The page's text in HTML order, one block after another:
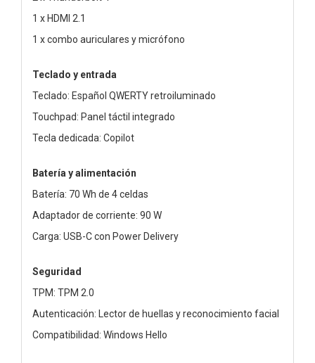
1 x HDMI 2.1
1 x combo auriculares y micrófono
Teclado y entrada
Teclado: Español QWERTY retroiluminado
Touchpad: Panel táctil integrado
Tecla dedicada: Copilot
Batería y alimentación
Batería: 70 Wh de 4 celdas
Adaptador de corriente: 90 W
Carga: USB-C con Power Delivery
Seguridad
TPM: TPM 2.0
Autenticación: Lector de huellas y reconocimiento facial
Compatibilidad: Windows Hello